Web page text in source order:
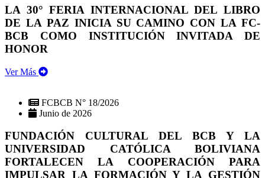
LA 30° FERIA INTERNACIONAL DEL LIBRO
DE LA PAZ INICIA SU CAMINO CON LA FC-
BCB COMO INSTITUCIÓN INVITADA DE
HONOR
Ver Más
FCBCB N° 18/2026
Junio de 2026
FUNDACIÓN CULTURAL DEL BCB Y LA
UNIVERSIDAD CATÓLICA BOLIVIANA
FORTALECEN LA COOPERACIÓN PARA
IMPULSAR LA FORMACIÓN Y LA GESTIÓN